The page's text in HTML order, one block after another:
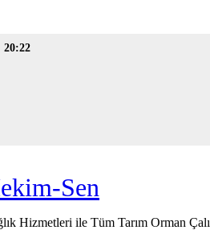
20:22
Sen
Hizmetleri ile Tüm Tarım Orman